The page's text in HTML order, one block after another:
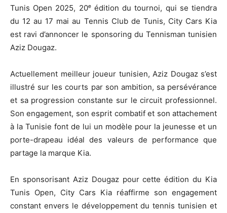
Tunis Open 2025, 20ᵉ édition du tournoi, qui se tiendra
du 12 au 17 mai au Tennis Club de Tunis, City Cars Kia
est ravi d’annoncer le sponsoring du Tennisman tunisien
Aziz Dougaz.
Actuellement meilleur joueur tunisien, Aziz Dougaz s’est
illustré sur les courts par son ambition, sa persévérance
et sa progression constante sur le circuit professionnel.
Son engagement, son esprit combatif et son attachement
à la Tunisie font de lui un modèle pour la jeunesse et un
porte-drapeau idéal des valeurs de performance que
partage la marque Kia.
En sponsorisant Aziz Dougaz pour cette édition du Kia
Tunis Open, City Cars Kia réaffirme son engagement
constant envers le développement du tennis tunisien et